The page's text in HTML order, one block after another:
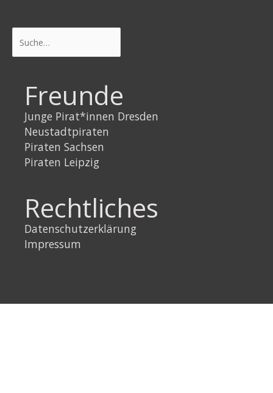
Freunde
Junge Pirat*innen Dresden
Neustadtpiraten
Piraten Sachsen
Piraten Leipzig
Rechtliches
Datenschutzerklärung
Impressum